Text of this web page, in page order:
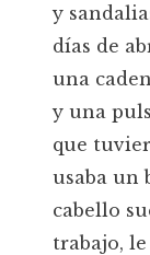
y
días de
una
y una
que
usaba un
cabello
trabajo,